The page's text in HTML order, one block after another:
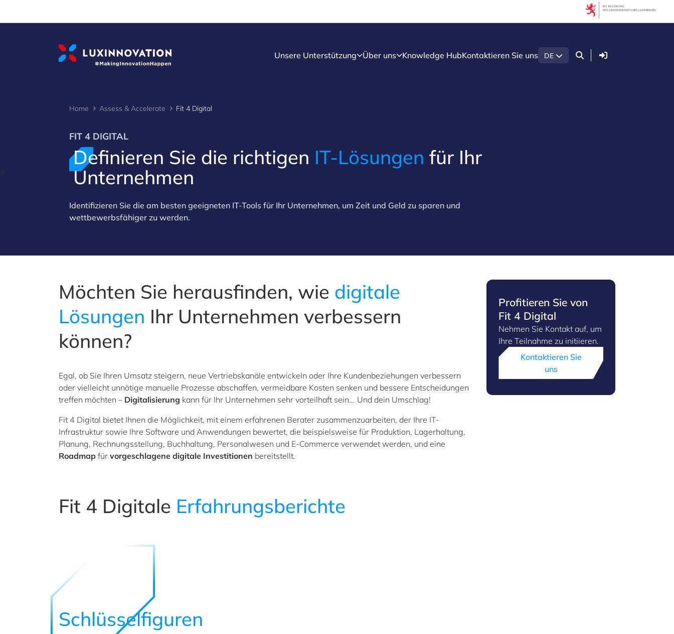
Unsere Unterstützung Über uns Knowledge HubKontaktieren Sie uns DE Anmelden
>
Home Assess & Accelerate Fit 4 Digital
FIT 4 DIGITAL
Definieren Sie die richtigen IT-Lösungen für Ihr
Unternehmen
Identifizieren Sie die am besten geeigneten IT-Tools für Ihr Unternehmen, um Zeit und Geld zu sparen und
wettbewerbsfähiger zu werden.
Möchten Sie herausfinden, wie digitale
Lösungen Ihr Unternehmen verbessern
können?
Egal, ob Sie Ihren Umsatz steigern, neue Vertriebskanäle entwickeln oder Ihre Kundenbeziehungen verbessern
oder vielleicht unnötige manuelle Prozesse abschaffen, vermeidbare Kosten senken und bessere Entscheidungen
treffen möchten – Digitalisierung kann für Ihr Unternehmen sehr vorteilhaft sein... Und dein Umschlag!
Fit 4 Digital bietet Ihnen die Möglichkeit, mit einem erfahrenen Berater zusammenzuarbeiten, der Ihre IT-
Infrastruktur sowie Ihre Software und Anwendungen bewertet, die beispielsweise für Produktion, Lagerhaltung,
Planung, Rechnungsstellung, Buchhaltung, Personalwesen und E-Commerce verwendet werden, und eine
Roadmap für vorgeschlagene digitale Investitionen bereitstellt.
Profitieren Sie von
Fit 4 Digital
Nehmen Sie Kontakt auf, um
Ihre Teilnahme zu initiieren.
Kontaktieren Sie
uns
Fit 4 Digitale Erfahrungsberichte
Schlüsselfiguren